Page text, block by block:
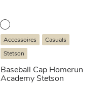
Accessoires
Casuals
Stetson
Baseball Cap Homerun
Academy Stetson